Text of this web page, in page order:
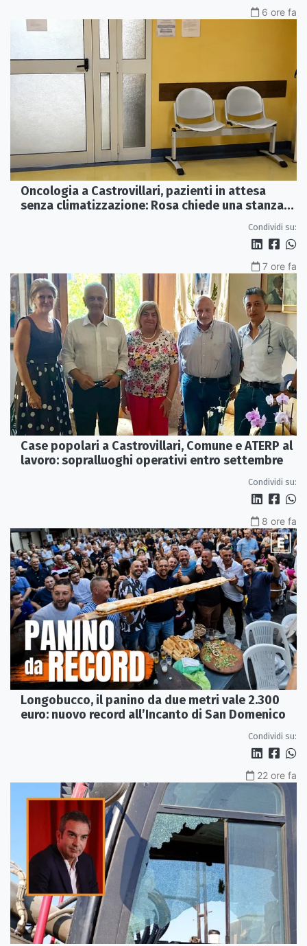
6 ore fa
Oncologia a Castrovillari, pazienti in attesa
senza climatizzazione: Rosa chiede una stanza
Condividi su:
7 ore fa
Case popolari a Castrovillari, Comune e ATERP al
lavoro: sopralluoghi operativi entro settembre
Condividi su:
8 ore fa
Longobucco, il panino da due metri vale 2.300
euro: nuovo record all’Incanto di San Domenico
Condividi su:
22 ore fa